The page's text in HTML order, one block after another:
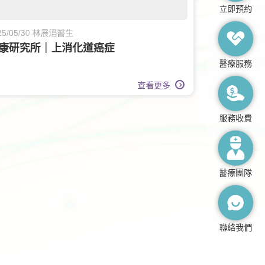
05/30 林展滔醫生
研究所｜上消化道癌症
查看更多
立即預約
醫療服務
服務收費
醫療團隊
聯絡我們